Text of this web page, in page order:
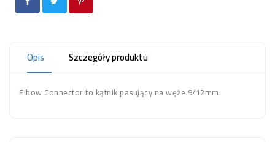
Opis Szczegóły produktu
Elbow Connector to kątnik pasujący na węże 9/12mm.